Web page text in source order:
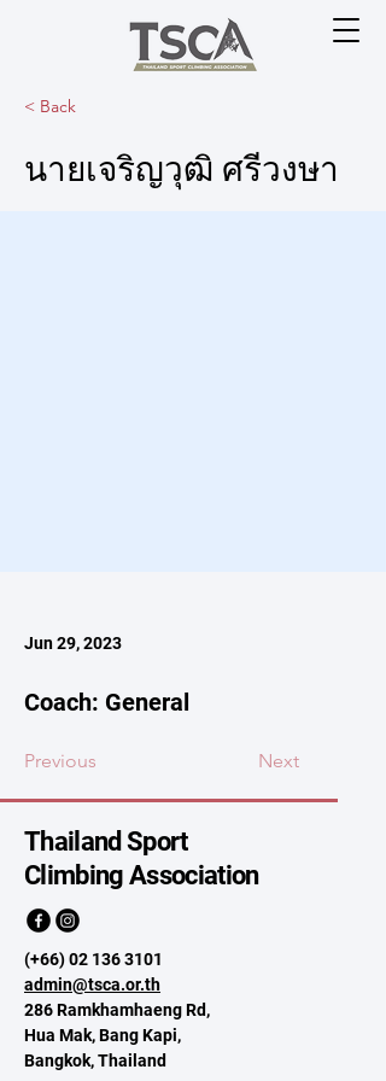
< Back
นายเจริญวุฒิ ศรีวงษา
Jun 29, 2023
Coach: General
Previous Next
Thailand Sport
Climbing Association
(+66)02 136 3101
admin@tsca.or.th
286 Ramkhamhaeng Rd,
Hua Mak, Bang Kapi,
Bangkok, Thailand